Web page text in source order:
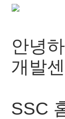
안녕
개발
SSC